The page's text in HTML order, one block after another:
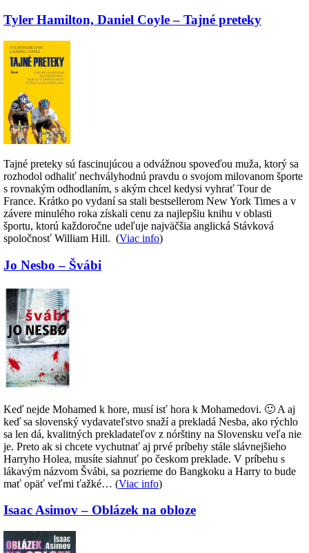
Tyler Hamilton, Daniel Coyle – Tajné preteky
Tajné preteky sú fascinujúcou a odvážnou spoveďou muža, ktorý sa
rozhodol odhaliť nechvályhodnú pravdu o svojom milovanom športe
s rovnakým odhodlaním, s akým chcel kedysi vyhrať Tour de
France. Krátko po vydaní sa stali bestsellerom New York Times a v
závere minulého roka získali cenu za najlepšiu knihu v oblasti
športu, ktorú každoročne udeľuje najväčšia anglická Stávková
spoločnosť William Hill. (Viac info)
Jo Nesbo – Švábi
Keď nejde Mohamed k hore, musí isť hora k Mohamedovi. 🙂 A aj
keď sa slovenský vydavateľstvo snaží a prekladá Nesba, ako rýchlo
sa len dá, kvalitných prekladateľov z nórštiny na Slovensku veľa nie
je. Preto ak si chcete vychutnať aj prvé príbehy stále slávnejšieho
Harryho Holea, musíte siahnuť po českom preklade. V príbehu s
lákavým názvom Švábi, sa pozrieme do Bangkoku a Harry to bude
mať opäť veľmi ťažké… (Viac info)
Isaac Asimov – Oblázek na obloze